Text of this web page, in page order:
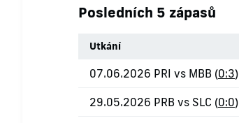
Posledních 5 zápasů
Utkání
07.06.2026 PRI vs MBB (0:3)
29.05.2026 PRB vs SLC (0:0)